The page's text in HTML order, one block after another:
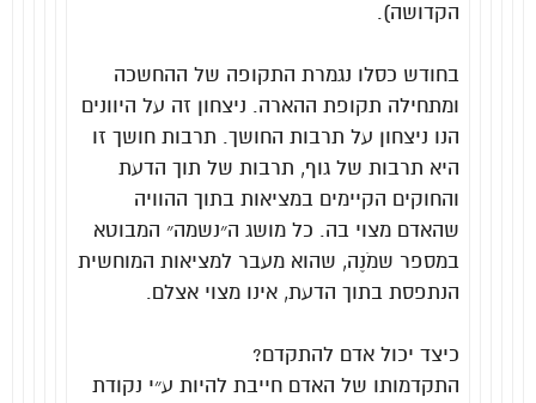
הקדושה).
בחודש כסלו נגמרת התקופה של ההחשכה
ומתחילה תקופת ההארה. ניצחון זה על היוונים
הנו ניצחון על תרבות החושך. תרבות חושך זו
היא תרבות של גוף, תרבות של תוך הדעת
והחוקים הקיימים במציאות בתוך ההוויה
שהאדם מצוי בה. כל מושג ה״נשמה״ המבוטא
במספר שמֹנֶה, שהוא מעבר למציאות המוחשית
הנתפסת בתוך הדעת, אינו מצוי אצלם.
כיצד יכול אדם להתקדם?
התקדמותו של האדם חייבת להיות ע״י נקודת